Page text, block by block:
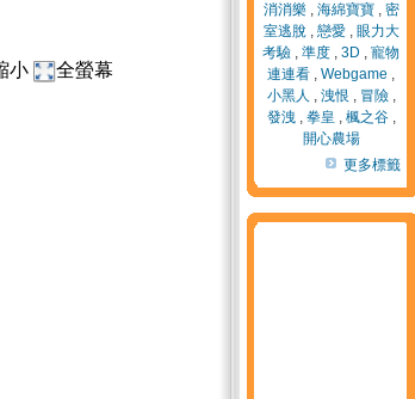
小 全螢幕
消消樂, 海綿寶寶, 密
室逃脫, 戀愛, 眼力大
考驗 , 準度 , 3D , 寵物
連連看 , Webgame ,
小黑人 , 洩恨 , 冒險,
發洩, 拳皇 , 楓之谷,
開心農場
更多標籤